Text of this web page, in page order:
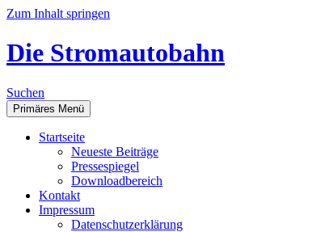
Zum Inhalt springen
Die Stromautobahn
Suchen
Primäres Menü
Start­sei­te
Neu­es­te Beiträge
Pres­se­spie­gel
Down­load­be­reich
Kon­takt
Impres­sum
Daten­schutz­er­klä­rung